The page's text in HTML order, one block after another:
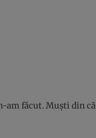
am făcut. Muști din